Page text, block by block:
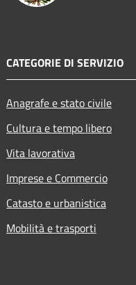
CATEGORIE DI SERVIZIO
Anagrafe e stato civile
Cultura e tempo libero
Vita lavorativa
Imprese e Commercio
Catasto e urbanistica
Mobilità e trasporti